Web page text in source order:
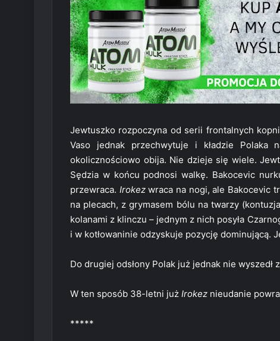
Jewtuszko rozpoczyna od serii frontalnych
Vaso jednak przechwytuje i kładzie Polaka
okolicznościowo obija. Nie dzieje się wiele.
Sędzia w końcu podnosi walkę. Bakocevic
przewraca. Irokezwraca na nogi, ale Bakocevic
na plecach, z grymasem bólu na twarzy
kolanami z klinczu – jednym z nich posyła
i w kotłowaninie odzyskuje pozycję dominującą.
Do drugiej odsłony Polak już jednak nie wyszedł
W ten sposób 38-letni już Irokez nieudanie
*****